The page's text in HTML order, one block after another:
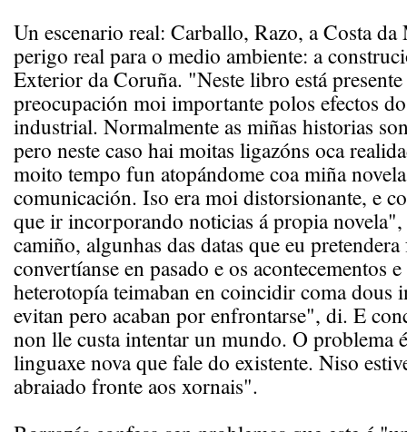
Un escenario real: Carballo, Razo, a Costa
perigo real para o medio ambiente: a
Exterior da Coruña. "Neste libro está
preocupación moi importante polos efectos
industrial. Normalmente as miñas historias
pero neste caso hai moitas ligazóns oca
moito tempo fun atopándome coa miña
comunicación. Iso era moi distorsionante, e
que ir incorporando noticias á propia
camiño, algunhas das datas que eu
convertíanse en pasado e os acontecementos
heterotopía teimaban en coincidir coma dous
evitan pero acaban por enfrontarse", di. E
non lle custa intentar un mundo. O problema
linguaxe nova que fale do existente. Niso
abraiado fronte aos xornais".